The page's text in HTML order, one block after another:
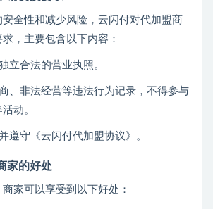
全性和减少风险，云闪付对代加盟商
，主要包含以下内容：
立合法的营业执照。
、非法经营等违法行为记录，不得参与
动。
遵守《云闪付代加盟协议》。
家的好处
家可以享受到以下好处：